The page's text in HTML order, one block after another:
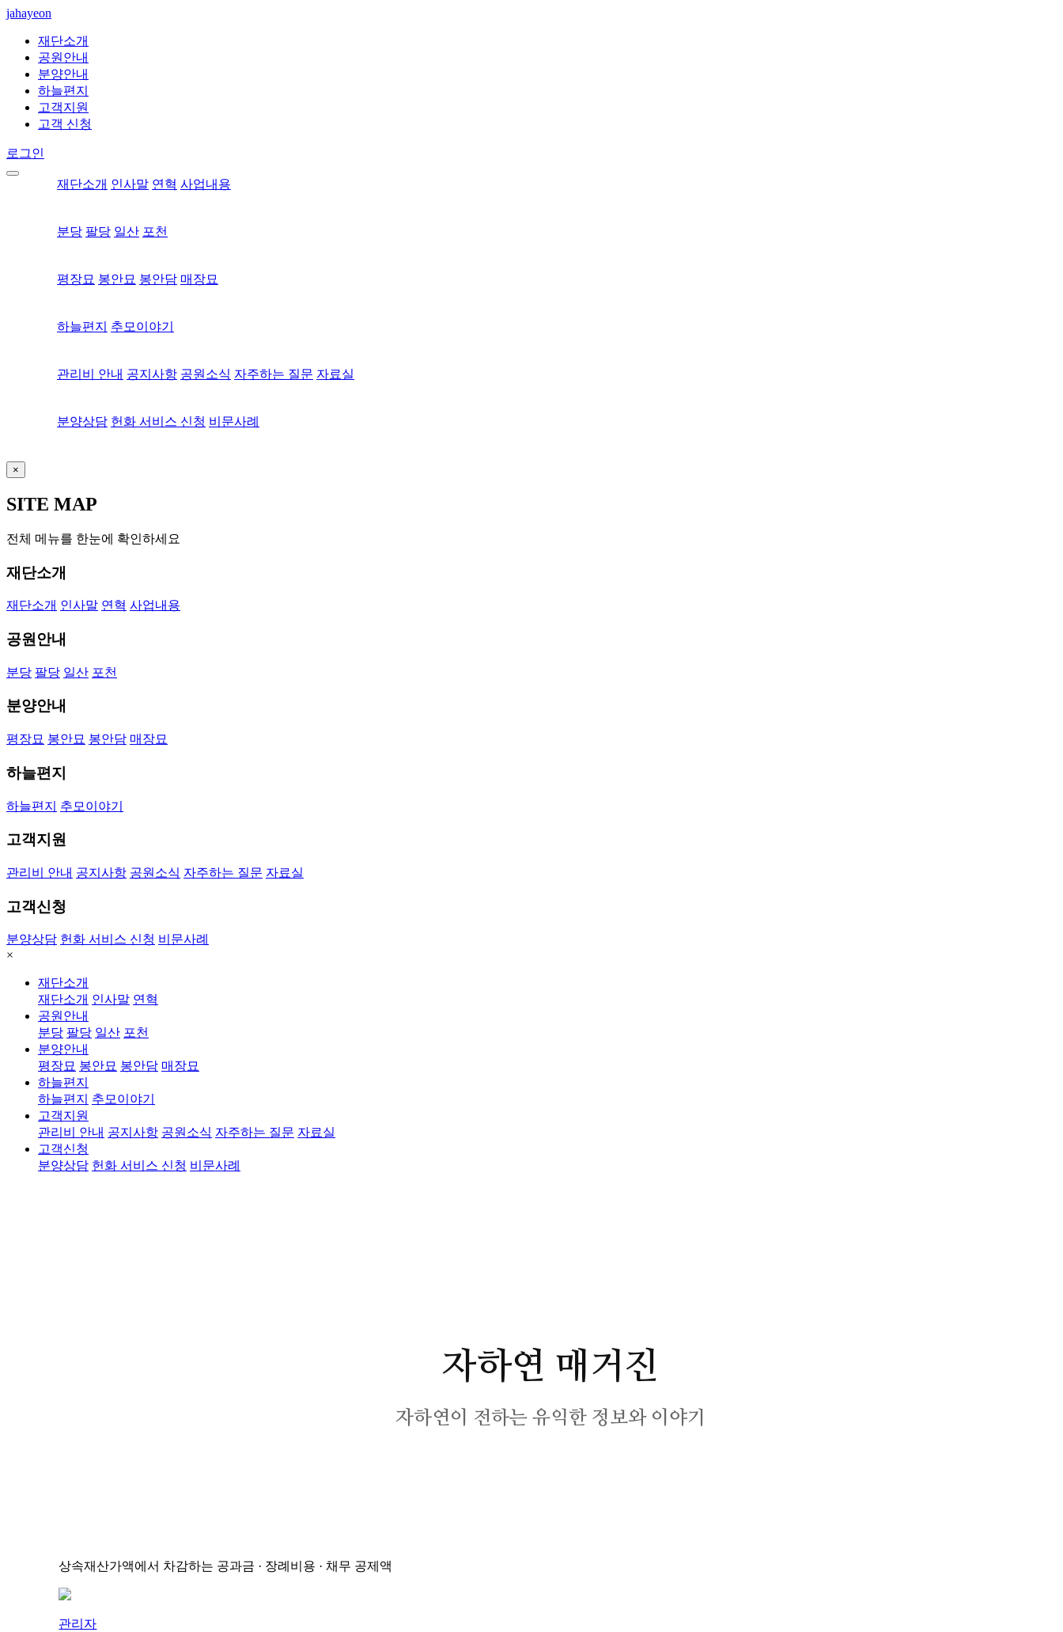
jahayeon
재단소개
공원안내
분양안내
하늘편지
고객지원
고객 신청
로그인
재단소개 인사말 연혁 사업내용
분당 팔당 일산 포천
평장묘 봉안묘 봉안담 매장묘
하늘편지 추모이야기
관리비 안내 공지사항 공원소식 자주하는 질문 자료실
분양상담 헌화 서비스 신청 비문사례
×
SITE MAP
전체 메뉴를 한눈에 확인하세요
재단소개
재단소개 인사말 연혁 사업내용
공원안내
분당 팔당 일산 포천
분양안내
평장묘 봉안묘 봉안담 매장묘
하늘편지
하늘편지 추모이야기
고객지원
관리비 안내 공지사항 공원소식 자주하는 질문 자료실
고객신청
분양상담 헌화 서비스 신청 비문사례
×
재단소개
재단소개 인사말 연혁
공원안내
분당 팔당 일산 포천
분양안내
평장묘 봉안묘 봉안담 매장묘
하늘편지
하늘편지
추모이야기
고객지원
관리비 안내 공지사항 공원소식 자주하는 질문 자료실
고객신청
분양상담 헌화 서비스 신청 비문사례
자하연 매거진
자하연이 전하는 유익한 정보와 이야기
상속재산가액에서 차감하는 공과금 · 장례비용 · 채무 공제액
관리자